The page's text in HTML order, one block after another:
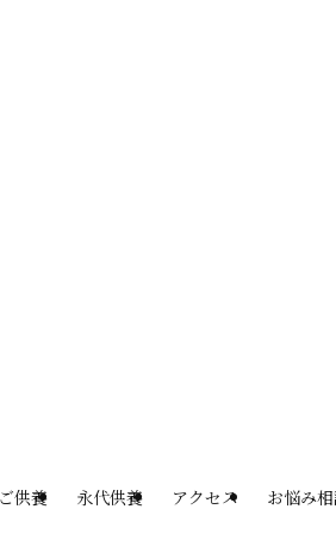
供養 永代供養 アクセス お悩み